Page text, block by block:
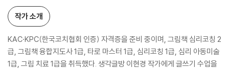
작가 소개
KAC·KPC(한국코치협회 인증) 자격증을 준비 중이며, 그림책 심리코칭 2
급, 그림책 융합지도사 1급, 타로 마스터 1급, 심리코칭 1급, 심리 아동미술
1급, 그림 치료 1급을 취득했다. 생각글방 이현경 작가에게 글쓰기 수업을